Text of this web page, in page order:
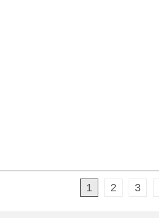
1 2 3